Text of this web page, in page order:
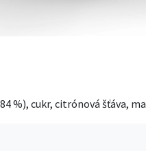
%), cukr, citrónová šťáva,